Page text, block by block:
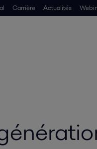
Carrière Actualités